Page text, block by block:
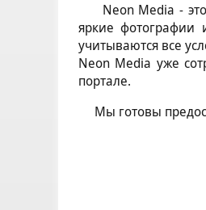
Neon Media - это
яркие фотографии
учитываются все
Neon Media уже
портале.
Мы готовы